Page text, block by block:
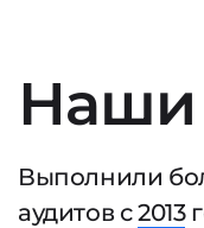
Наши
Выполнили
аудитов с2013